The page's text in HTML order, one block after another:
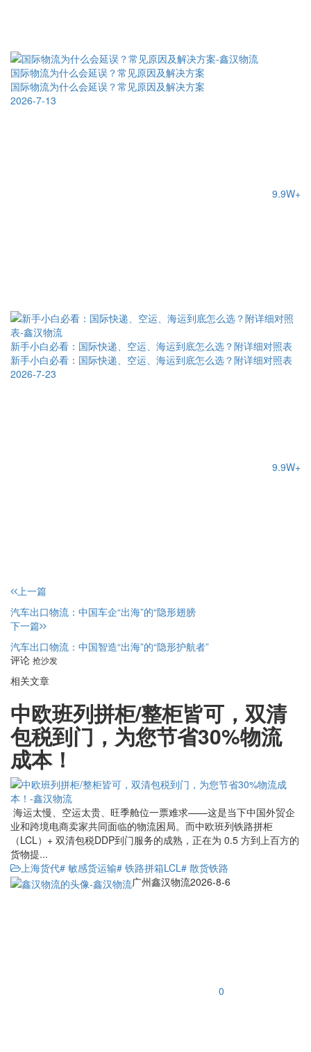
国际物流为什么会延误？常见原因及解决方案
国际物流为什么会延误？常见原因及解决方案
2026-7-13
9.9W+
新手小白必看：国际快递、空运、海运到底怎么选？附详细对照表
新手小白必看：国际快递、空运、海运到底怎么选？附详细对照表
2026-7-23
9.9W+
上一篇
汽车出口物流：中国车企“出海”的“隐形翅膀
下一篇
汽车出口物流：中国智造“出海”的“隐形护航者”
评论 抢沙发
相关文章
中欧班列拼柜/整柜皆可，双清
包税到门，为您节省30%物流
成本！
海运太慢、空运太贵、旺季舱位一票难求——这是当下中国外贸企
业和跨境电商卖家共同面临的物流困局。而中欧班列铁路拼柜
（LCL）+ 双清包税DDP到门服务的成熟，正在为 0.5 方到上百方的
货物提...
上海货代# 敏感货运输# 铁路拼箱LCL# 散货铁路
广州鑫汉物流2026-8-6
0